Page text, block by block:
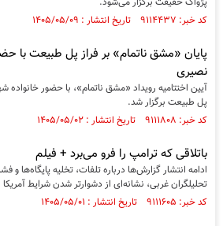
کد خبر: ۹۱۱۴۴۳۷ تاریخ انتشار : ۱۴۰۵/۰۵/۰۹
پایان «مشق ناتمام» بر فراز پل طبیعت با
نصیری
آیین اختتامیه رویداد «مشق ناتمام»، با حضور
پل طبیعت برگزار شد.
کد خبر: ۹۱۱۱۸۰۸ تاریخ انتشار : ۱۴۰۵/۰۵/۰۲
باتلاقی که ترامپ را فرو می‌برد + فیلم
ادامه انتشار گزارش‌ها درباره تلفات، تخلیه پایگاه‌ها و
تحلیلگران غربی، نشانه‌ای از دشوارتر شدن شرایط
کد خبر: ۹۱۱۱۶۰۵ تاریخ انتشار : ۱۴۰۵/۰۵/۰۱